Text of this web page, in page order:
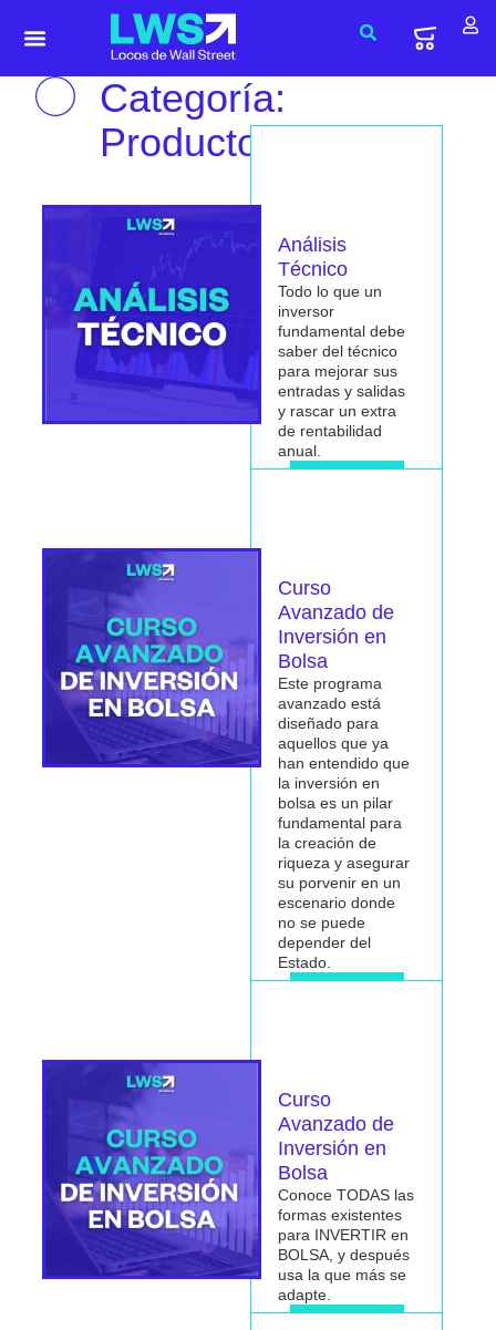
Categoría:
Productos
Análisis
Técnico
Todo lo que un
inversor
fundamental debe
saber del técnico
para mejorar sus
entradas y salidas
y rascar un extra
de rentabilidad
anual.
Curso
Avanzado de
Inversión en
Bolsa
Este programa
avanzado está
diseñado para
aquellos que ya
han entendido que
la inversión en
bolsa es un pilar
fundamental para
lacreación de
riqueza y asegurar
su porvenir en un
escenario donde
no se puede
depender del
Estado.
Curso
Avanzado de
Inversión en
Bolsa
Conoce TODAS las
formas existentes
para INVERTIR en
BOLSA, y después
usa la que más se
adapte.